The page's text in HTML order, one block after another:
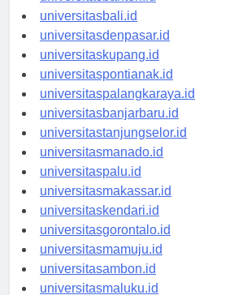
universitasbanten.id
universitasbali.id
universitasdenpasar.id
universitaskupang.id
universitaspontianak.id
universitaspalangkaraya.id
universitasbanjarbaru.id
universitastanjungselor.id
universitasmanado.id
universitaspalu.id
universitasmakassar.id
universitaskendari.id
universitasgorontalo.id
universitasmamuju.id
universitasambon.id